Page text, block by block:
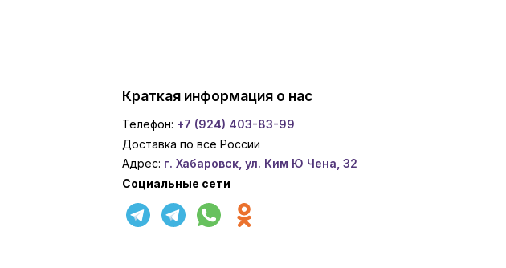
Краткая информация о нас
Телефон: +7 (924) 403-83-99
Доставка по все России
Адрес: г. Хабаровск, ул. Ким Ю Чена, 32
Социальные сети